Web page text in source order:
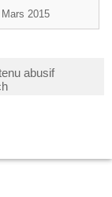
2015
abusif